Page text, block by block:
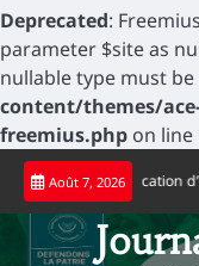
Deprecated:
parameter $site as
nullable type must
content/themes/
freemius.php on line
Skip
content
Août 7, 2026
la location d’un